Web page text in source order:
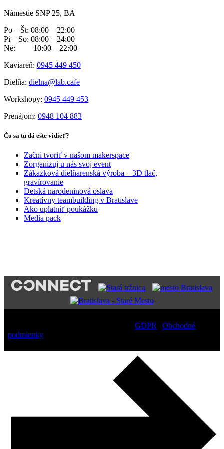
Námestie SNP 25, BA
Po – Št: 08:00 – 22:00
Pi – So: 08:00 – 24:00
Ne: 10:00 – 22:00
Kaviareň: 0945 449 450
Dielňa: dielna@lab.cafe
Workshopy: 0945 449 453
Prenájom: 0948 104 883
Čo sa tu dá ešte vidieť?
Začni tvoriť v našom makerspace
Zorganizuj u nás svoj event
Zákazková dielňarenská výroba – 3D tlač,
gravírovanie
Detská narodeninová oslava
Kreatívny teambuilding v Bratislave
Ako uplatniť poukážku
Media pack
GDPR
Obchodné
podmienky